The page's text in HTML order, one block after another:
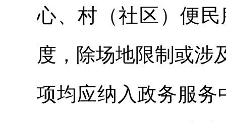
心、村（社区）便
度，除场地限制或涉
项均应纳入政务服务